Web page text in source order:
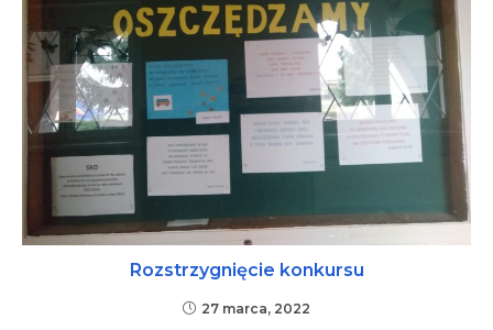
Rozstrzygnięcie konkursu
27 marca, 2022